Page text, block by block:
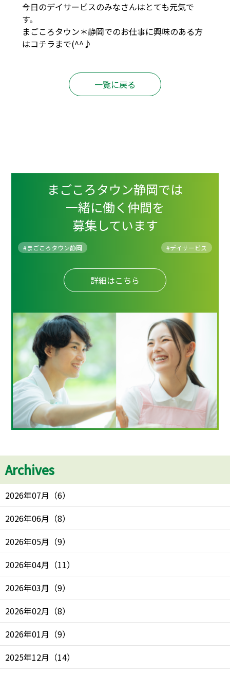
今日のデイサービスのみなさんはとても元気で
す。
まごころタウン＊静岡でのお仕事に興味のある方
はコチラ まで(^^♪
一覧に戻る
まごころタウン静岡では
一緒に働く仲間を
募集しています
#まごころタウン静岡 #デイサービス
詳細はこちら
Archives
2026年07月 （6）
2026年06月 （8）
2026年05月 （9）
2026年04月 （11）
2026年03月 （9）
2026年02月 （8）
2026年01月 （9）
2025年12月 （14）